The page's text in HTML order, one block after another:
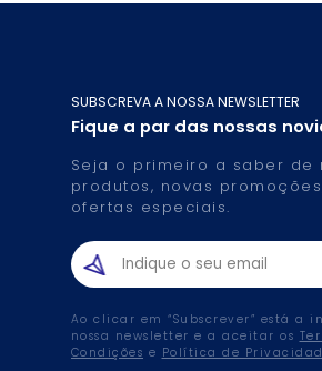
SUBSCREVA A NOSSA NEWSLETTER
Fique a par das nossas
Seja o primeiro a saber de
produtos, novas
ofertas especiais.
Ao clicar em “Subscrever” está a
nossa newsletter e a aceitar os
Condições e Política de